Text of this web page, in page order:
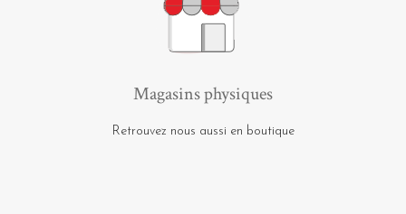
Magasins physiques
Retrouvez nous aussi en boutique